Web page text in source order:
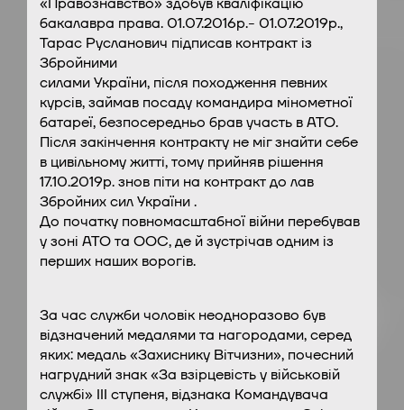
бакалавра права. 01.07.2016р.- 01.07.2019р.,
Тарас Русланович підписав контракт із
Збройними
силами України, після походження певних
курсів, займав посаду командира мінометної
батареї, безпосередньо брав участь в АТО.
Після закінчення контракту не міг знайти себе
в цивільному житті, тому прийняв рішення
17.10.2019р. знов піти на контракт до лав
Збройних сил України .
До початку повномасштабної війни перебував
у зоні АТО та ООС, де й зустрічав одним із
перших наших ворогів.
За час служби чоловік неодноразово був
відзначений медалями та нагородами, серед
яких: медаль «Захиснику Вітчизни», почесний
нагрудний знак «За взірцевість у військовій
службі» III ступеня, відзнака Командувача